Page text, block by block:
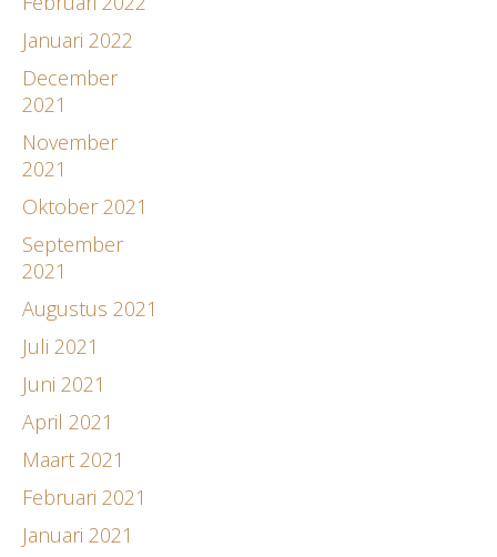
Januari 2022
December
2021
November
2021
Oktober 2021
September
2021
Augustus 2021
Juli 2021
Juni 2021
April 2021
Maart 2021
Februari 2021
Januari 2021